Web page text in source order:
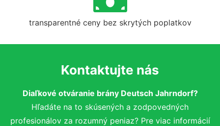
transparentné ceny bez skrytých poplatkov
Kontaktujte nás
Diaľkové otváranie brány Deutsch Jahrndorf?
Hľadáte na to skúsených a zodpovedných
profesionálov za rozumný peniaz? Pre viac informácií